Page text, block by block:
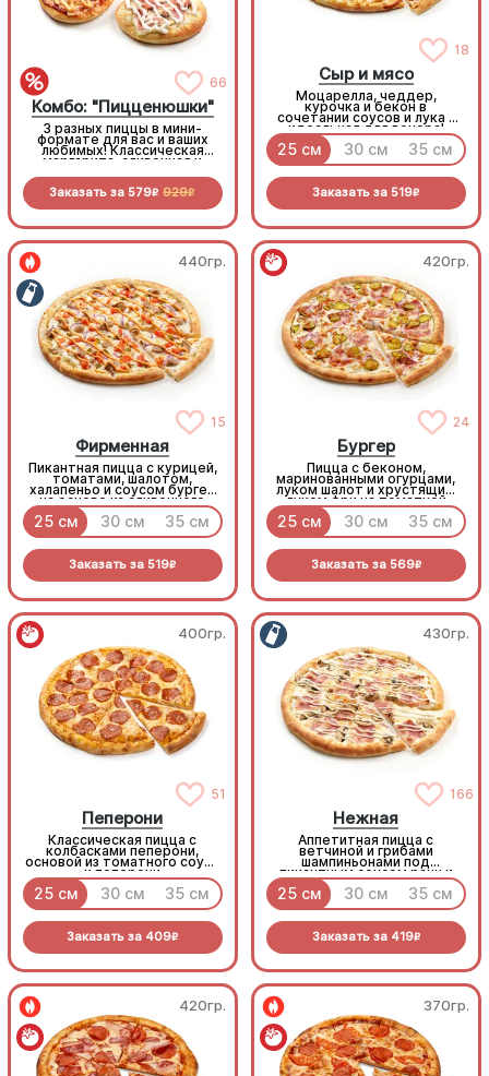
66
Комбо: "Пицценюшки"
3 разных пиццы в мини-
формате для вас и ваших
любимых! Классическая
маргарита, сливочная и
Заказать за 579R 929R
18
Сыр и мясо
Моцарелла, чеддер,
курочка и бекон в
сочетании соусов и лука -
идеальная для вечера!
25 см 30 см 35 см
Заказать за 519R
440гр.
15
Фирменная
Пикантная пицца с курицей,
томатами, шалотом,
халапеньо и соусом бургер
на основе из сливочного
соуса и моцареллы.
25 см 30 см 35 см
Заказать за 519R
420гр.
24
Бургер
Пицца с беконом,
маринованными огурцами,
луком шалот и хрустящим
луком фри на томатной
основе с моцареллой.
25 см 30 см 35 см
Заказать за 569R
400гр.
51
Пеперони
Классическая пицца с
колбасками пеперони,
основой из томатного соуса
и пеперони
25 см 30 см 35 см
Заказать за 409R
430гр.
166
Нежная
Аппетитная пицца с
ветчиной и грибами
шампиньонами под
пикантным соусом ранч и
моцареллой
25 см 30 см 35 см
Заказать за 419R
420гр. 370гр.